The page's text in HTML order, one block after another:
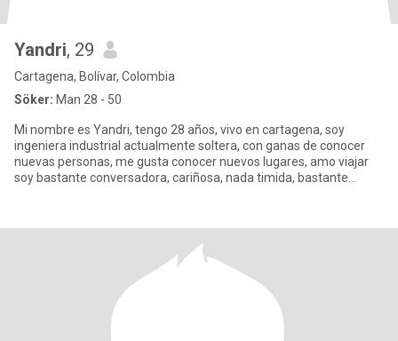
Yandri, 29
Cartagena, Bolívar, Colombia
Söker: Man 28 - 50
Mi nombre es Yandri, tengo 28 años, vivo en cartagena, soy
ingeniera industrial actualmente soltera, con ganas de conocer
nuevas personas, me gusta conocer nuevos lugares, amo viajar
soy bastante conversadora, cariñosa, nada timida, bastante